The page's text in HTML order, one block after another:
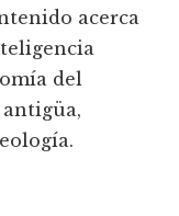
acerca
del